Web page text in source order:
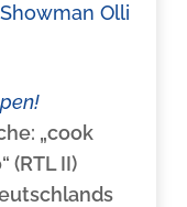
Olli
„cook
(RTL II)